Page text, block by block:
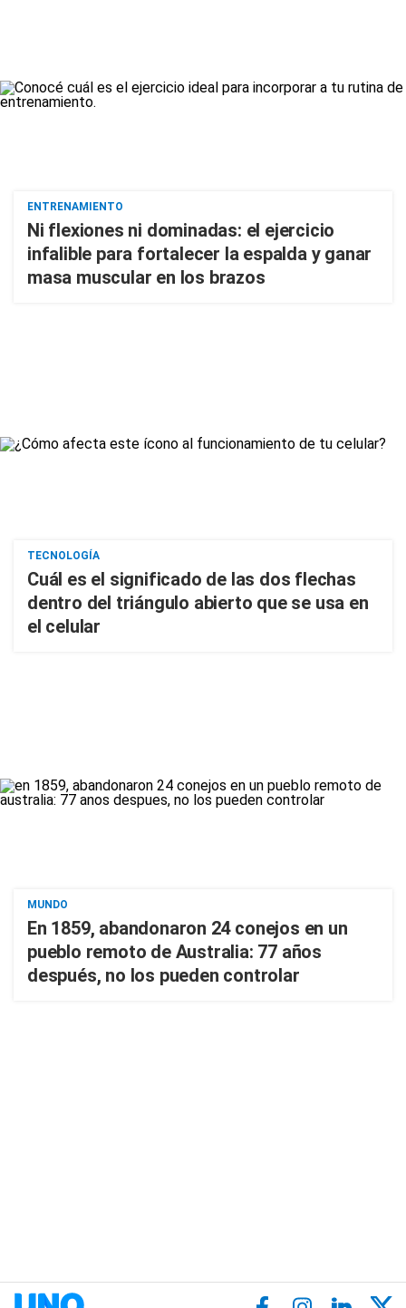
ENTRENAMIENTO
Ni flexiones ni dominadas: el ejercicio
infalible para fortalecer la espalda y ganar
masa muscular en los brazos
TECNOLOGÍA
Cuál es el significado de las dos flechas
dentro del triángulo abierto que se usa en
el celular
MUNDO
En 1859, abandonaron 24 conejos en un
pueblo remoto de Australia: 77 años
después, no los pueden controlar